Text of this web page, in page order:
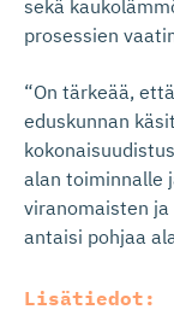
sekä
prosessien
“On tärkeää,
eduskunnan
alan toiminnalle
viranomaisten
antaisi pohjaa
Lisätiedot: